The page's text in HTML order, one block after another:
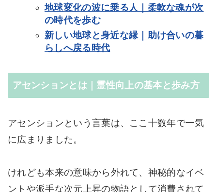
地球変化の波に乗る人｜柔軟な魂が次
の時代を歩む
新しい地球と身近な縁｜助け合いの暮
らしへ戻る時代
アセンションとは｜霊性向上の基本と歩み方
アセンションという言葉は、ここ十数年で一気
に広まりました。
けれども本来の意味から外れて、神秘的なイベ
ントや派手な次元上昇の物語として消費されて